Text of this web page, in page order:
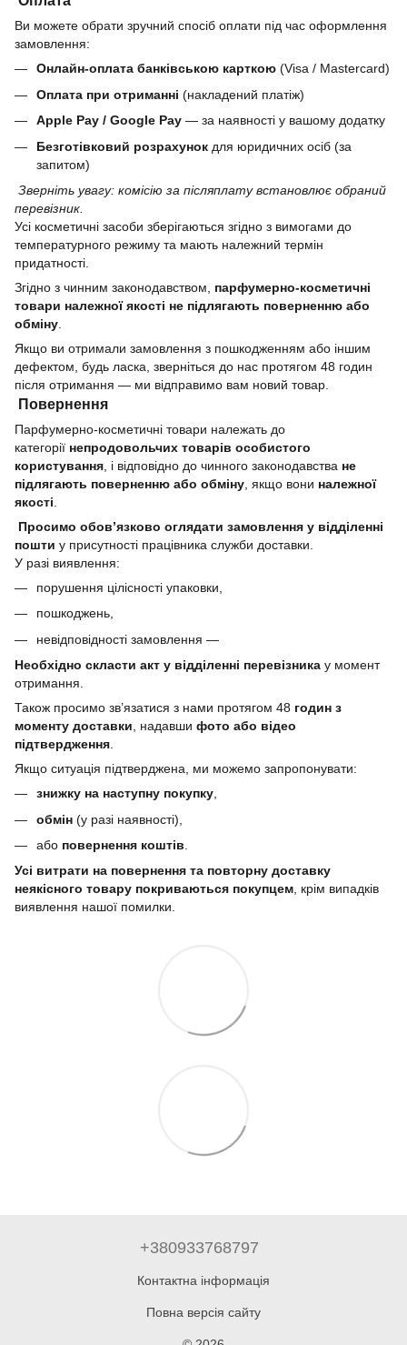
Ви можете обрати зручний спосіб оплати під час оформлення
замовлення:
Онлайн-оплата банківською карткою (Visa / Mastercard)
Оплата при отриманні (накладений платіж)
Apple Pay / Google Pay — за наявності у вашому додатку
Безготівковий розрахунок для юридичних осіб (за
запитом)
Зверніть увагу: комісію за післяплату встановлює обраний
перевізник.
Усі косметичні засоби зберігаються згідно з вимогами до
температурного режиму та мають належний термін
придатності.
Згідно з чинним законодавством, парфумерно-косметичні
товари належної якості не підлягають поверненню або
обміну
Якщо ви отримали замовлення з пошкодженням або іншим
дефектом, будь ласка, зверніться до нас протягом 48 годин
після отримання — ми відправимо вам новий товар.
Повернення
Парфумерно-косметичні товари належать до
категорії непродовольчих товарів особистого
користування , і відповідно до чинного законодавства не
підлягають поверненню або обміну , якщо вони належної
якості
Просимо обов’язково оглядати замовлення у відділенні
пошти у присутності працівника служби доставки.
У разі виявлення:
порушення цілісності упаковки,
пошкоджень,
невідповідності замовлення —
Необхідно скласти акт у відділенні перевізника у момент
отримання.
Також просимо зв’язатися з нами протягом 48 годин з
моменту доставки, надавши фото або відео
підтвердження.
Якщо ситуація підтверджена, ми можемо запропонувати:
знижку на наступну покупку,
обмін (у разі наявності),
або повернення коштів
Усі витрати на повернення та повторну доставку
неякісного товару покриваються покупцем, крім випадків
виявлення нашої помилки.
+380933768797
Контактна інформація
Повна версія сайту